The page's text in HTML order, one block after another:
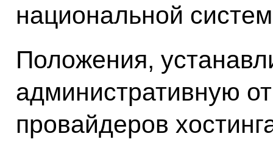
национальной
Положения,
административную
провайдеров